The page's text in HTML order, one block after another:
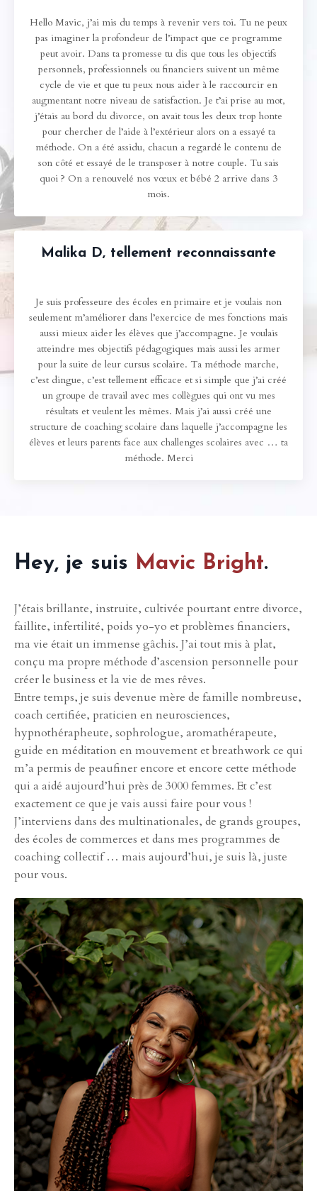
Hello Mavic, j’ai mis du temps à revenir vers toi. Tu ne peux
pas imaginer la profondeur de l’impact que ce programme
peut avoir. Dans ta promesse tu dis que tous les objectifs
personnels, professionnels ou financiers suivent un même
cycle de vie et que tu peux nous aider à le raccourcir en
augmentant notre niveau de satisfaction. Je t’ai prise au mot,
j’étais au bord du divorce, on avait tous les deux trop honte
pour chercher de l’aide à l’extérieur alors on a essayé ta
méthode. On a été assidu, chacun a regardé le contenu de
son côté et essayé de le transposer à notre couple. Tu sais
quoi ? On a renouvelé nos vœux et bébé 2 arrive dans 3
mois.
Malika D, tellement reconnaissante
Je suis professeure des écoles en primaire et je voulais non
seulement m’améliorer dans l’exercice de mes fonctions mais
aussi mieux aider les élèves que j’accompagne. Je voulais
atteindre mes objectifs pédagogiques mais aussi les armer
pour la suite de leur cursus scolaire. Ta méthode marche,
c’est dingue, c’est tellement efficace et si simple que j’ai créé
un groupe de travail avec mes collègues qui ont vu mes
résultats et veulent les mêmes. Mais j’ai aussi créé une
structure de coaching scolaire dans laquelle j’accompagne les
élèves et leurs parents face aux challenges scolaires avec … ta
méthode. Merci
Hey, je suis Mavic Bright.
J’étais brillante, instruite, cultivée pourtant entre divorce,
faillite, infertilité, poids yo-yo et problèmes financiers,
ma vie était un immense gâchis. J’ai tout mis à plat,
conçu ma propre méthode d’ascension personnelle pour
créer le business et la vie de mes rêves.
Entre temps, je suis devenue mère de famille nombreuse,
coach certifiée, praticien en neurosciences,
hypnothérapheute, sophrologue, aromathérapeute,
guide en méditation en mouvement et breathwork ce qui
m’a permis de peaufiner encore et encore cette méthode
qui a aidé aujourd’hui près de 3000 femmes. Et c’est
exactement ce que je vais aussi faire pour vous !
J’interviens dans des multinationales, de grands groupes,
des écoles de commerces et dans mes programmes de
coaching collectif … mais aujourd’hui, je suis là, juste
pour vous.